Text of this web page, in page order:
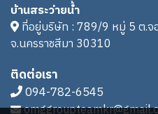
บ้านสระว่ายน้ำ
ที่อยู่บริษัท : 789/9 หมู่ 5 ต.จ
จ.นครราชสีมา 30310
ติดต่อเรา
094-782-6545